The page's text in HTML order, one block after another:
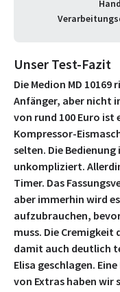
Unser Test-Fazit
Die Medion MD
Anfänger, aber nicht
von rund 100 Euro ist
Kompressor-
selten. Die
unkompliziert.
Timer. Das
aber immerhin wird
aufzubrauchen,
muss. Die Cremigkeit
damit auch deutlich
Elisa geschlagen.
von Extras haben wir